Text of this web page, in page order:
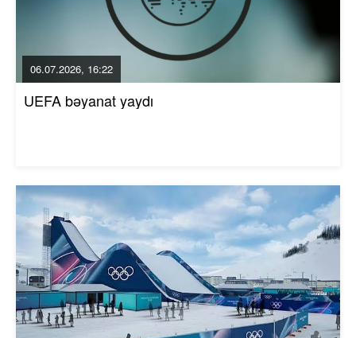
06.07.2026, 16:22
UEFA bəyanat yaydı